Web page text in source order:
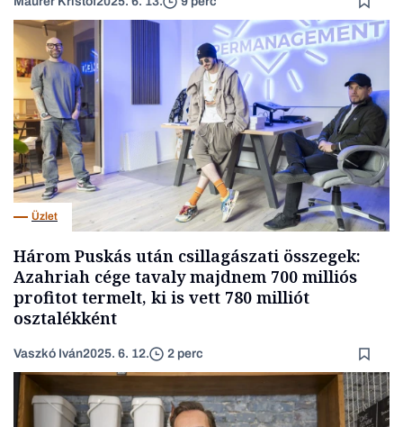
Üzlet
Három Puskás után csillagászati összegek:
Azahriah cége tavaly majdnem 700 milliós
profitot termelt, ki is vett 780 milliót
osztalékként
Vaszkó Iván2025. 6. 12. 2 perc